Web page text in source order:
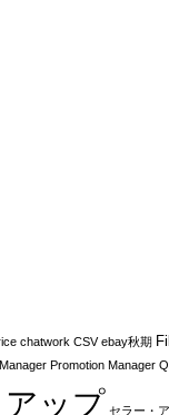
chatwork CSV ebay秋期
Promotion Manager
ップ セラー・